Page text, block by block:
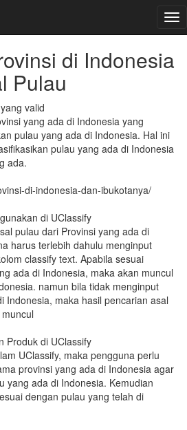
di Indonesia
Pulau
valid
yang ada di Indonesia yang
pulau yang ada di Indonesia. Hal ini
pulau yang ada di Indonesia
ada.
di-indonesia-dan-ibukotanya/
di UClassify
pulau dari Provinsi yang ada di
harus terlebih dahulu menginput
classify text. Apabila sesuai
ada di Indonesia, maka akan muncul
namun bila tidak menginput
Indonesia, maka hasil pencarian asal
Produk di UClassify
UClassify, maka pengguna perlu
provinsi yang ada di Indonesia agar
yang ada di Indonesia. Kemudian
dengan pulau yang telah di